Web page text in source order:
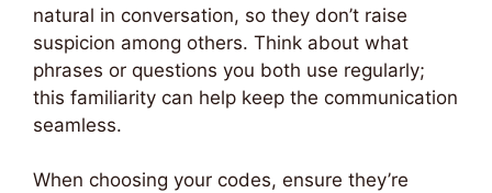
natural in conversation, so they don’t raise
suspicion among others. Think about what
phrases or questions you both use regularly;
this familiarity can help keep the communication
seamless.
When choosing your codes, ensure they’re